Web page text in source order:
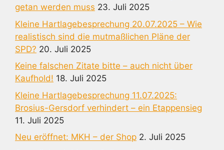
getan werden muss 23. Juli 2025
Kleine Hartlagebesprechung 20.07.2025 – Wie
realistisch sind die mutmaßlichen Pläne der
SPD? 20. Juli 2025
Keine falschen Zitate bitte – auch nicht über
Kaufhold! 18. Juli 2025
Kleine Hartlagebesprechung 11.07.2025:
Brosius-Gersdorf verhindert – ein Etappensieg
11. Juli 2025
Neu eröffnet: MKH – der Shop 2. Juli 2025